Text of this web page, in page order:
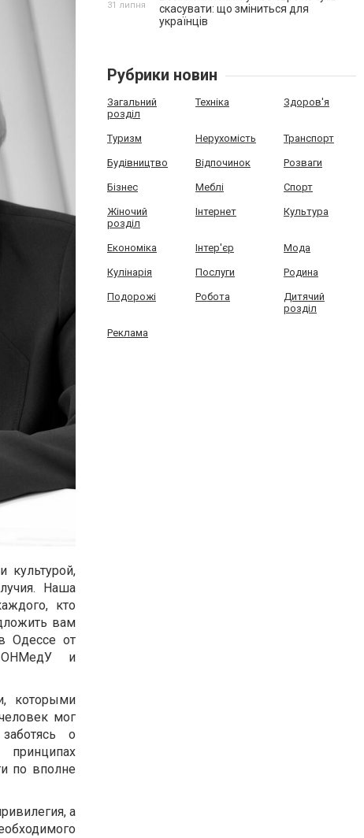
культурой,
Наша
кто
вам
Одессе от
ОНМедУ и
которыми
мог
о
по вполне
а
скасувати: що зміниться для
українців
31 липня
Рубрики новин
Загальний
розділ
Техніка Здоров'я
Туризм Нерухомість Транспорт
Будівництво Відпочинок Розваги
Бізнес Меблі Спорт
Жіночий
розділ
Інтернет Культура
Економіка Інтер'єр Мода
Кулінарія Послуги Родина
Подорожі Робота
Дитячий
розділ
Реклама